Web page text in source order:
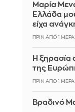
Μαρία
Ελλάδα
είχα
ΠΡΙΝ ΑΠΌ 1 ΜΈΡΑ
Η ξηρασία
της
ΠΡΙΝ ΑΠΌ 1 ΜΈΡΑ
Βραδινό